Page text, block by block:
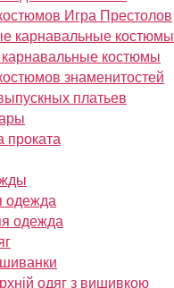
Игра Престолов
карнавальные костюмы
карнавальные костюмы
знаменитостей
платьев
проката
одежда
одежда
одяг з вишивкою